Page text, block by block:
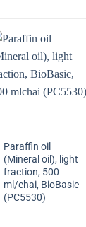
Paraffin oil
(Mineral oil), light
fraction, 500
ml/chai, BioBasic
(PC5530)